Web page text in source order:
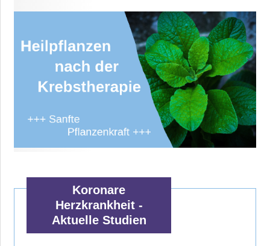
Koronare
Herzkrankheit -
Aktuelle Studien